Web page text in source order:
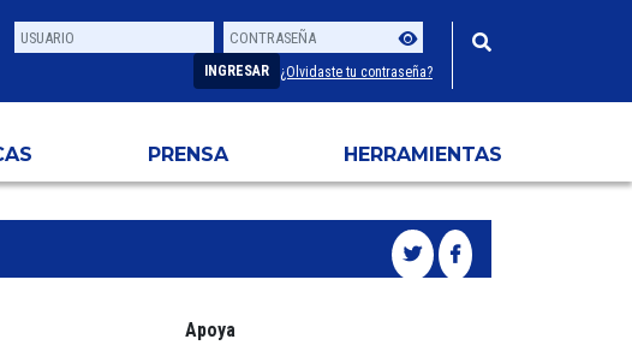
Usuario
Contraseña
INGRESAR ¿Olvidaste tu contraseña?
PRENSA HERRAMIENTAS
Apoya